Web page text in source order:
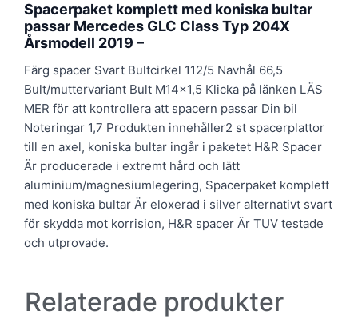
Spacerpaket komplett med koniska bultar
passar Mercedes GLC Class Typ 204X
Årsmodell 2019 –
Färg spacer Svart Bultcirkel 112/5 Navhål 66,5
Bult/muttervariant Bult M14x1,5 Klicka på länken LÄS
MER för att kontrollera att spacern passar Din bil
Noteringar 1,7 Produkten innehåller2 st spacerplattor
till en axel, koniska bultar ingår i paketet H&R Spacer
Är producerade i extremt hård och lätt
aluminium/magnesiumlegering, Spacerpaket komplett
med koniska bultar Är eloxerad i silver alternativt svart
för skydda mot korrision, H&R spacer Är TUV testade
och utprovade.
Relaterade produkter